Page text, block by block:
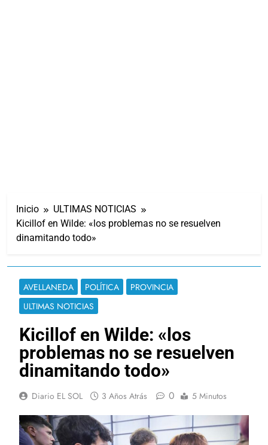
Inicio
ULTIMAS NOTICIAS
Kicillof en Wilde: «los problemas no se resuelven
dinamitando todo»
AVELLANEDA POLÍTICA
PROVINCIA
ULTIMAS NOTICIAS
Kicillof en Wilde: «los
problemas no se resuelven
dinamitando todo»
Diario EL SOL 3 Años Atrás 0 5 Minutos